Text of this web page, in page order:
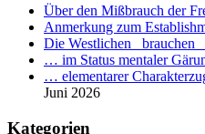
Über den Mißbrauch der
Anmerkung zum
Die Westlichen
… im Status mentaler
… elementarer
Juni 2026
Kategorien